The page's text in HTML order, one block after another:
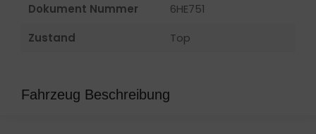
Dokument Nummer
6HE751
Zustand
Top
Fahrzeug Beschreibung